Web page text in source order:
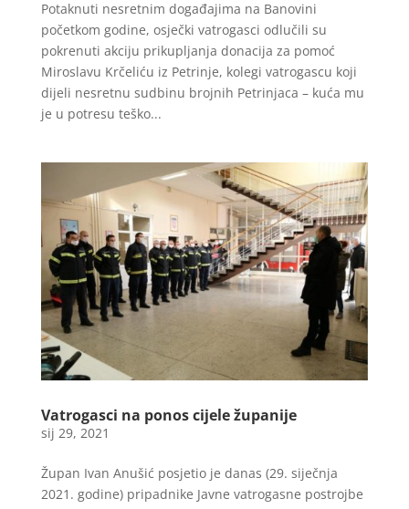
Potaknuti nesretnim događajima na Banovini
početkom godine, osječki vatrogasci odlučili su
pokrenuti akciju prikupljanja donacija za pomoć
Miroslavu Krčeliću iz Petrinje, kolegi vatrogascu koji
dijeli nesretnu sudbinu brojnih Petrinjaca – kuća mu
je u potresu teško...
Vatrogasci na ponos cijele županije
sij 29, 2021
Župan Ivan Anušić posjetio je danas (29. siječnja
2021. godine) pripadnike Javne vatrogasne postrojbe